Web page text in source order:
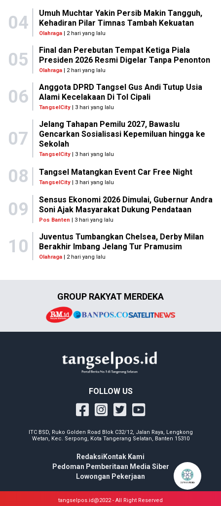
04
Umuh Muchtar Yakin Persib Makin Tangguh,
Kehadiran Pilar Timnas Tambah Kekuatan
Olahraga| 2 hari yang lalu
05
Final dan Perebutan Tempat Ketiga Piala
Presiden 2026 Resmi Digelar Tanpa Penonton
Olahraga| 2 hari yang lalu
06
Anggota DPRD Tangsel Gus Andi Tutup Usia
Alami Kecelakaan Di Tol Cipali
TangselCity| 3 hari yang lalu
07
Jelang Tahapan Pemilu 2027, Bawaslu
Gencarkan Sosialisasi Kepemiluan hingga ke
Sekolah
TangselCity| 3 hari yang lalu
08 Tangsel Matangkan Event Car Free Night
TangselCity | 3 hari yang lalu
09
Sensus Ekonomi 2026 Dimulai, Gubernur Andra
Soni Ajak Masyarakat Dukung Pendataan
Pos Banten | 3 hari yang lalu
10
Juventus Tumbangkan Chelsea, Derby Milan
Berakhir Imbang Jelang Tur Pramusim
Olahraga| 2 hari yang lalu
GROUP RAKYAT MERDEKA
FOLLOW US
ITC BSD, Ruko Golden Road Blok C32/12, Jalan Raya, Lengkong
Wetan, Kec. Serpong, Kota Tangerang Selatan, Banten 15310
Redaksi Kontak Kami
Pedoman Pemberitaan Media Siber
Lowongan Pekerjaan
tangselpos.id@2022 - All Right Reserved